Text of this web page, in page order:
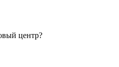
центр?